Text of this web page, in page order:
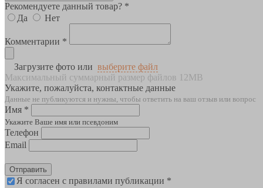
Рекомендуете данный товар? *
Да
Нет
Комментарии *
Загрузите фото или выберите файл
Максимальный суммарный размер файлов 12MB
Укажите, пожалуйста, контактные данные
Данные не публикуются и нужны, чтобы ответить на ваш отзыв или вопрос
Имя *
Укажите Ваше имя или псевдоним
Телефон
Email
Отправить
Я согласен с правилами публикации *